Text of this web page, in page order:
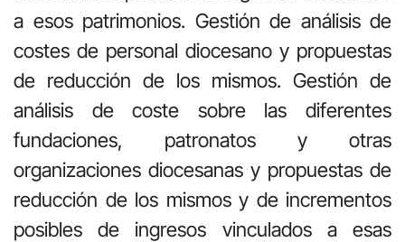
a esos patrimonios. Gestión de análisis de
costes de personal diocesano y propuestas
de reducción de los mismos. Gestión de
análisis de coste sobre las diferentes
fundaciones, patronatos y otras
organizaciones diocesanas y propuestas de
reducción de los mismos y de incrementos
posibles de ingresos vinculados a esas